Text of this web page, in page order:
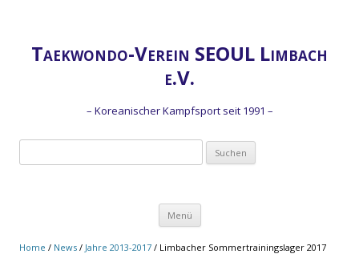
Taekwondo-Verein SEOUL Limbach
e.V.
– Koreanischer Kampfsport seit 1991 –
nach:
Menü Zum
springen
Home / News / Jahre 2013-2017 / Limbacher Sommertrainingslager 2017